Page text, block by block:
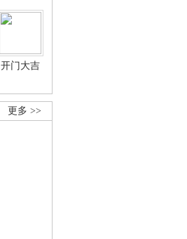
开门大吉
更多 >>